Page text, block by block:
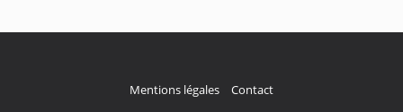
Mentions légales Contact